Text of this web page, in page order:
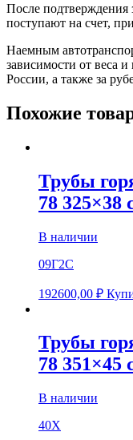
После подтверждения
поступают на счет,
Наемным
зависимости от веса
России, а также за
Похожие
Трубы
78 325×38
В наличии
09Г2С
192600,00 ₽
Трубы
78 351×45
В наличии
40Х